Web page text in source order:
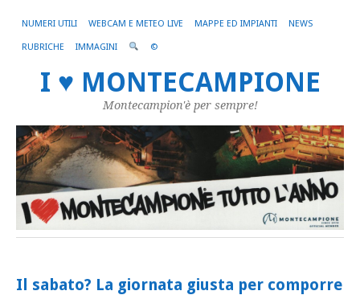
NUMERI UTILI WEBCAM E METEO LIVE MAPPE ED IMPIANTI NEWS
RUBRICHE IMMAGINI ©
I ♥ MONTECAMPIONE
Montecampion'è per sempre!
Il sabato? La giornata giusta per comporre